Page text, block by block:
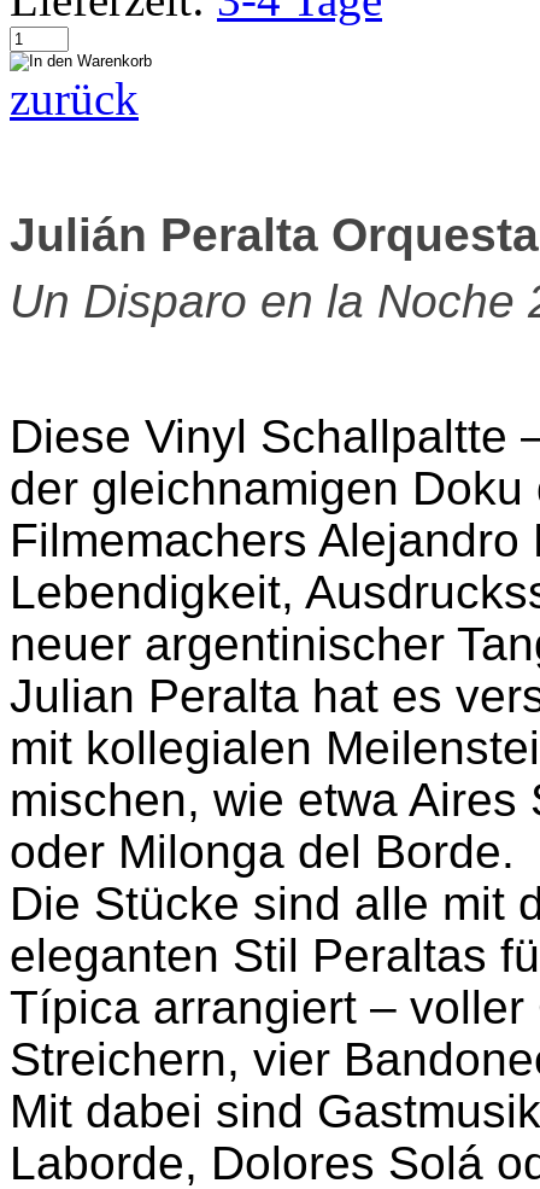
zurück
Julián Peralta
Un Disparo en la Noche
Diese Vinyl Schallpaltte
der gleichnamigen
Filmemachers
Lebendigkeit,
neuer argentinischer
Julian Peralta hat es
mit kollegialen
mischen, wie etwa
oder Milonga del Borde.
Die Stücke sind alle mit
eleganten Stil Peraltas
Típica arrangiert –
Streichern, vier
Mit dabei sind
Laborde, Dolores Solá